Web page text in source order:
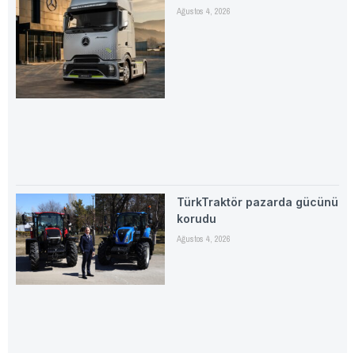
Ağustos 4, 2026
TürkTraktör pazarda gücünü
korudu
Ağustos 4, 2026